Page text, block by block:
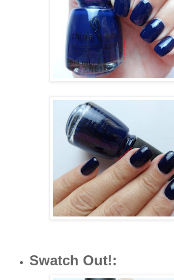
Swatch Out!: